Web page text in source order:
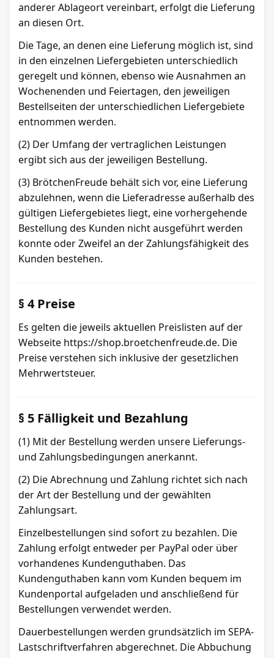
anderer Ablageort vereinbart, erfolgt die Lieferung
an diesen Ort.
Die Tage, an denen eine Lieferung möglich ist, sind
in den einzelnen Liefergebieten unterschiedlich
geregelt und können, ebenso wie Ausnahmen an
Wochenenden und Feiertagen, den jeweiligen
Bestellseiten der unterschiedlichen Liefergebiete
entnommen werden.
(2) Der Umfang der vertraglichen Leistungen
ergibt sich aus der jeweiligen Bestellung.
(3) BrötchenFreude behält sich vor, eine Lieferung
abzulehnen, wenn die Lieferadresse außerhalb des
gültigen Liefergebietes liegt, eine vorhergehende
Bestellung des Kunden nicht ausgeführt werden
konnte oder Zweifel an der Zahlungsfähigkeit des
Kunden bestehen.
§ 4 Preise
Es gelten die jeweils aktuellen Preislisten auf der
Webseite https://shop.broetchenfreude.de. Die
Preise verstehen sich inklusive der gesetzlichen
Mehrwertsteuer.
§ 5 Fälligkeit und Bezahlung
(1) Mit der Bestellung werden unsere Lieferungs-
und Zahlungsbedingungen anerkannt.
(2) Die Abrechnung und Zahlung richtet sich nach
der Art der Bestellung und der gewählten
Zahlungsart.
Einzelbestellungen sind sofort zu bezahlen. Die
Zahlung erfolgt entweder per PayPal oder über
vorhandenes Kundenguthaben. Das
Kundenguthaben kann vom Kunden bequem im
Kundenportal aufgeladen und anschließend für
Bestellungen verwendet werden.
Dauerbestellungen werden grundsätzlich im SEPA-
Lastschriftverfahren abgerechnet. Die Abbuchung